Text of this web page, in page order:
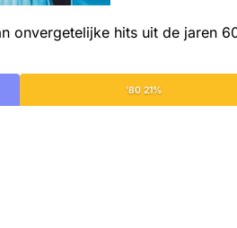
hits uit de jaren
'80 21%